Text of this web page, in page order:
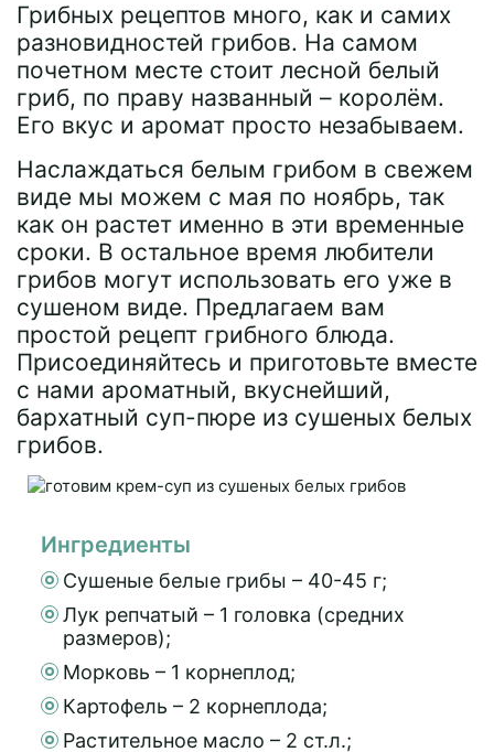
Грибных рецептов много, как и самих
разновидностей грибов. На самом
почетном месте стоит лесной белый
гриб, по праву названный – королём.
Его вкус и аромат просто незабываем.
Наслаждаться белым грибом в свежем
виде мы можем с мая по ноябрь, так
как он растет именно в эти временные
сроки. В остальное время любители
грибов могут использовать его уже в
сушеном виде. Предлагаем вам
простой рецепт грибного блюда.
Присоединяйтесь и приготовьте вместе
с нами ароматный, вкуснейший,
бархатный суп-пюре из сушеных белых
грибов.
Ингредиенты
Сушеные белые грибы – 40-45 г;
Лук репчатый – 1 головка (средних
размеров);
Морковь – 1 корнеплод;
Картофель – 2 корнеплода;
Растительное масло – 2 ст.л.;